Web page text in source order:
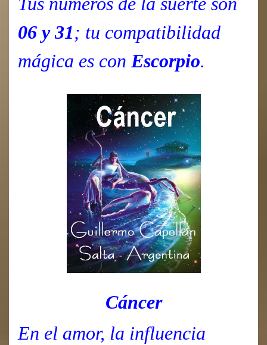
06 y 31; tu compatibilidad
mágica es con Escorpio.
Cáncer
En el amor, la influencia